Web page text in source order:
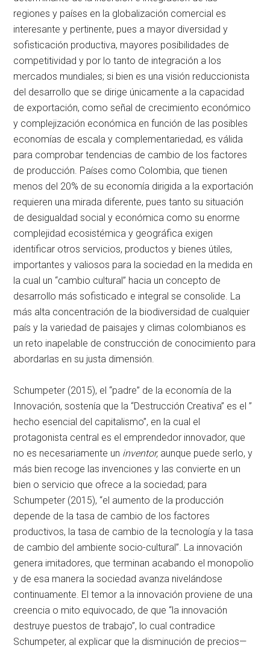
regiones y países en la globalización comercial es
interesante y pertinente, pues a mayor diversidad y
sofisticación productiva, mayores posibilidades de
competitividad y por lo tanto de integración a los
mercados mundiales; si bien es una visión reduccionista
del desarrollo que se dirige únicamente a la capacidad
de exportación, como señal de crecimiento económico
y complejización económica en función de las posibles
economías de escala y complementariedad, es válida
para comprobar tendencias de cambio de los factores
de producción. Países como Colombia, que tienen
menos del 20% de su economía dirigida a la exportación
requieren una mirada diferente, pues tanto su situación
de desigualdad social y económica como su enorme
complejidad ecosistémica y geográfica exigen
identificar otros servicios, productos y bienes útiles,
importantes y valiosos para la sociedad en la medida en
la cual un “cambio cultural” hacia un concepto de
desarrollo más sofisticado e integral se consolide. La
más alta concentración de la biodiversidad de cualquier
país y la variedad de paisajes y climas colombianos es
un reto inapelable de construcción de conocimiento para
abordarlas en su justa dimensión.
Schumpeter (2015), el “padre” de la economía de la
Innovación, sostenía que la “Destrucción Creativa” es el ”
hecho esencial del capitalismo”, en la cual el
protagonista central es el emprendedor innovador, que
no es necesariamente un inventor, aunque puede serlo, y
más bien recoge las invenciones y las convierte en un
bien o servicio que ofrece a la sociedad; para
Schumpeter (2015), “el aumento de la producción
depende de la tasa de cambio de los factores
productivos, la tasa de cambio de la tecnología y la tasa
de cambio del ambiente socio-cultural”. La innovación
genera imitadores, que terminan acabando el monopolio
y de esa manera la sociedad avanza nivelándose
continuamente. El temor a la innovación proviene de una
creencia o mito equivocado, de que “la innovación
destruye puestos de trabajo”, lo cual contradice
Schumpeter, al explicar que la disminución de precios—